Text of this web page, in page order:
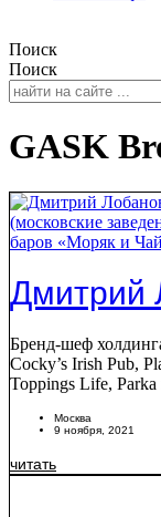
Поиск
Поиск
GASK
Дмитрий
Бренд-шеф
Cocky’s Irish Pub,
Toppings Life,
Москва
9 ноября, 2021
читать